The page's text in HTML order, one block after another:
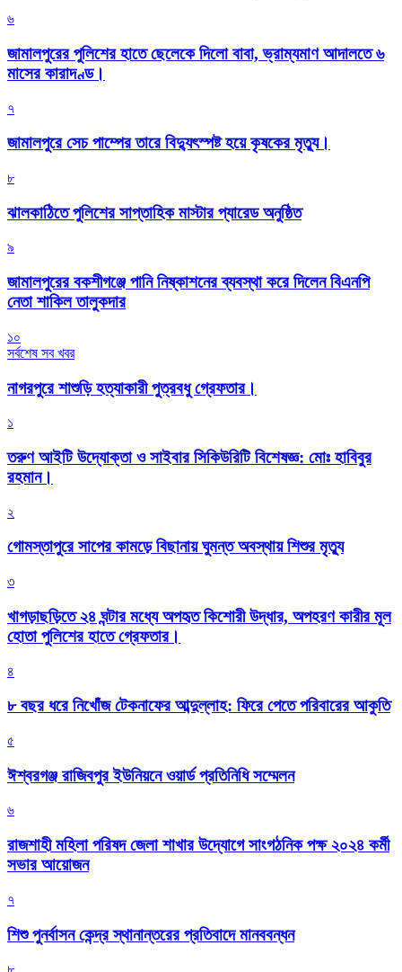
৬
জামালপুরের পুলিশের হাতে ছেলেকে দিলো বাবা, ভ্রাম্যমাণ আদালতে ৬
মাসের কারাদণ্ড।
৭
জামালপুরে সেচ পাম্পের তারে বিদ্যুৎস্পষ্ট হয়ে কৃষকের মৃত্যু।
৮
‎ঝালকাঠিতে পুলিশের সাপ্তাহিক মাস্টার প্যারেড অনুষ্ঠিত
৯
জামালপুরের বকশীগঞ্জে পানি নিষ্কাশনের ব্যবস্থা করে দিলেন বিএনপি
নেতা শাকিল তালুকদার
১০
সর্বশেষ সব খবর
নাগরপুরে শাশুড়ি হত্যাকারী পুত্রবধু গ্রেফতার।
১
তরুণ আইটি উদ্যোক্তা ও সাইবার সিকিউরিটি বিশেষজ্ঞ: মোঃ হাবিবুর
রহমান।
২
গোমস্তাপুরে সাপের কামড়ে বিছানায় ঘুমন্ত অবস্থায় শিশুর মৃত্যু
৩
খাগড়াছড়িতে ২৪ ঘন্টার মধ্যে অপহৃত কিশোরী উদ্ধার, অপহরণ কারীর মূল
হোতা পুলিশের হাতে গ্রেফতার।
৪
৮ বছর ধরে নিখোঁজ টেকনাফের আব্দুল্লাহ: ফিরে পেতে পরিবারের আকুতি
৫
ঈশ্বরগঞ্জ রাজিবপুর ইউনিয়নে ওয়ার্ড প্রতিনিধি সম্মেলন
৬
রাজশাহী মহিলা পরিষদ জেলা শাখার উদ্যোগে সাংগঠনিক পক্ষ ২০২৪ কর্মী
সভার আয়োজন
৭
শিশু পুনর্বাসন কেন্দ্র স্থানান্তরের প্রতিবাদে মানববন্ধন